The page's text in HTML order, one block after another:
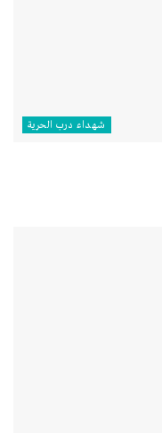
شهداء درب الحرية